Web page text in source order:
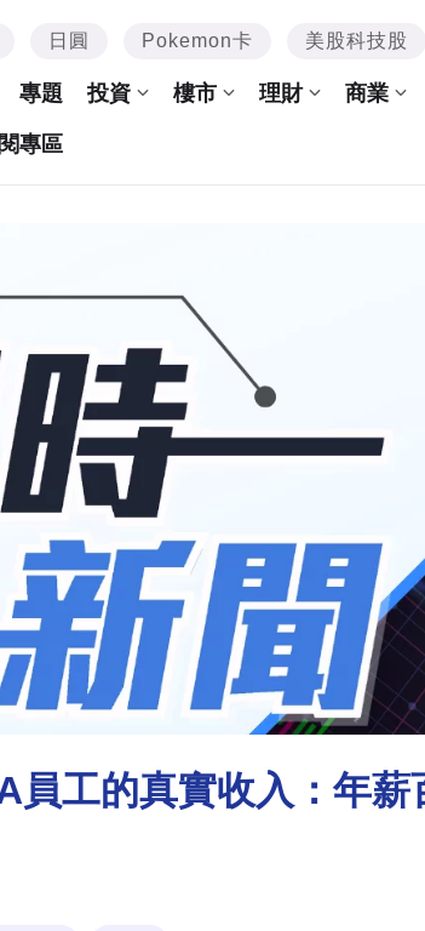
日圓 Pokemon卡 美股科技股
專題 投資 樓市 理財 商業
專區
員工的真實收入：年薪